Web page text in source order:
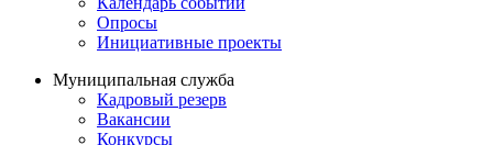
Опросы
Инициативные проекты
Муниципальная служба
Кадровый резерв
Вакансии
Конкурсы